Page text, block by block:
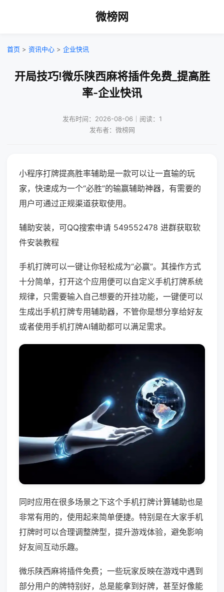
微榜网
首页 > 资讯中心 > 企业快讯
开局技巧!微乐陕西麻将插件免费_提高胜
率-企业快讯
发布时间：2026-08-06｜阅读：1
发布者：微榜网
小程序打牌提高胜率辅助是一款可以让一直输的玩
家，快速成为一个“必胜”的输赢辅助神器，有需要的
用户可通过正规渠道获取使用。
辅助安装，可QQ搜索申请 549552478 进群获取软
件安装教程
手机打牌可以一键让你轻松成为“必赢”。其操作方式
十分简单，打开这个应用便可以自定义手机打牌系统
规律，只需要输入自己想要的开挂功能，一键便可以
生成出手机打牌专用辅助器，不管你是想分享给好友
或者使用手机打牌AI辅助都可以满足需求。
同时应用在很多场景之下这个手机打牌计算辅助也是
非常有用的，使用起来简单便捷。特别是在大家手机
打牌时可以合理调整牌型，提升游戏体验，避免影响
好友间互动乐趣。
微乐陕西麻将插件免费；一些玩家反映在游戏中遇到
部分用户的牌特别好，总是能拿到好牌，甚至好像能